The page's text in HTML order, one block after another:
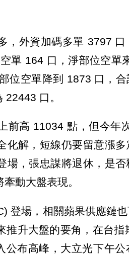
，外資加碼多單 3797
單 164 口，淨部位空單
位空單降到 1873 口，
口。
前高 11034 點，但今年
化解，短線仍要留意漲
場，張忠謀將退休，是否
動大盤表現。
登場，相關蘋果供應鏈
推升大盤的要角，在台指
公布高峰，大立光下午